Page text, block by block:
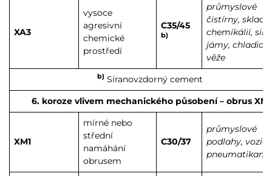
XA3
vysoce
agresivní
chemické
prostředí
C35/45
b)
průmyslové
čistírny, sklady
chemikálií,
jámy, chladicí
věže
b)Síranovzdorný cement
6. koroze vlivem mechanického působení – obrus XM
XM1
mírné nebo
střední
namáhání
obrusem
C30/37
průmyslové
podlahy,
pneumatikami